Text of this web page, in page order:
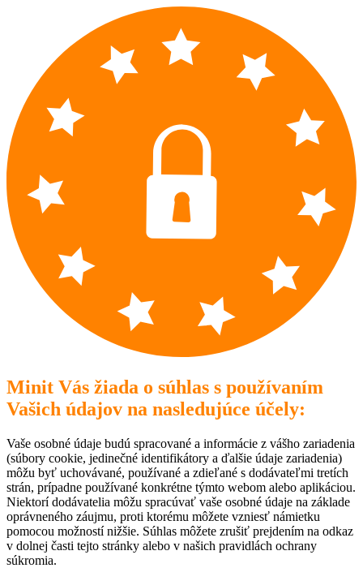
Minit Vás žiada o súhlas s používaním
Vašich údajov na nasledujúce účely:
Vaše osobné údaje budú spracované a informácie z vášho zariadenia
(súbory cookie, jedinečné identifikátory a ďalšie údaje zariadenia)
môžu byť uchovávané, používané a zdieľané s dodávateľmi tretích
strán, prípadne používané konkrétne týmto webom alebo aplikáciou.
Niektorí dodávatelia môžu spracúvať vaše osobné údaje na základe
oprávneného záujmu, proti ktorému môžete vzniesť námietku
pomocou možností nižšie. Súhlas môžete zrušiť prejdením na odkaz
v dolnej časti tejto stránky alebo v našich pravidlách ochrany
súkromia.